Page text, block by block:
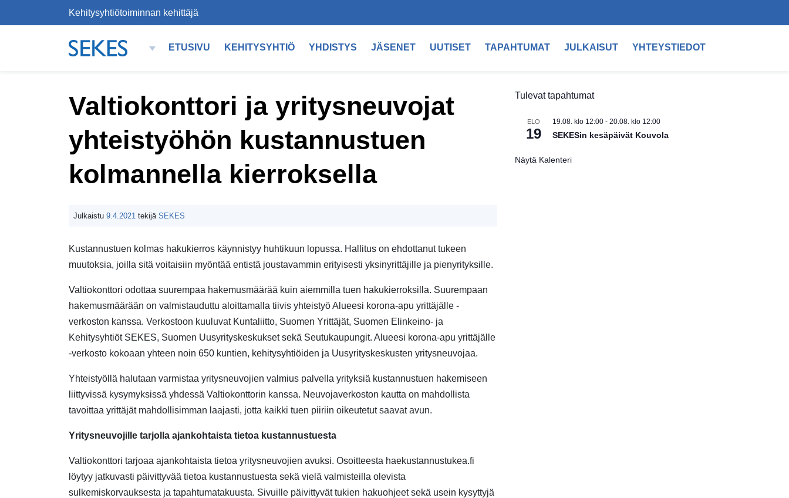
Kehitysyhtiötoiminnan kehittäjä
PÄÄVALIKKO
ETUSIVU KEHITYSYHTIÖ YHDISTYS JÄSENET UUTISET TAPAHTUMAT JULKAISUT YHTEYSTIEDOT
Valtiokonttori ja yritysneuvojat
yhteistyöhön kustannustuen
kolmannella kierroksella
Julkaistu 9.4.2021 tekijä SEKES
Kustannustuen kolmas hakukierros käynnistyy huhtikuun lopussa. Hallitus on ehdottanut tukeen
muutoksia, joilla sitä voitaisiin myöntää entistä joustavammin erityisesti yksinyrittäjille ja pienyrityksille.
Valtiokonttori odottaa suurempaa hakemusmäärää kuin aiemmilla tuen hakukierroksilla. Suurempaan
hakemusmäärään on valmistauduttu aloittamalla tiivis yhteistyö Alueesi korona-apu yrittäjälle -
verkoston kanssa. Verkostoon kuuluvat Kuntaliitto, Suomen Yrittäjät, Suomen Elinkeino- ja
Kehitysyhtiöt SEKES, Suomen Uusyrityskeskukset sekä Seutukaupungit. Alueesi korona-apu yrittäjälle
-verkosto kokoaan yhteen noin 650 kuntien, kehitysyhtiöiden ja Uusyrityskeskusten yritysneuvojaa.
Yhteistyöllä halutaan varmistaa yritysneuvojien valmius palvella yrityksiä kustannustuen hakemiseen
liittyvissä kysymyksissä yhdessä Valtiokonttorin kanssa. Neuvojaverkoston kautta on mahdollista
tavoittaa yrittäjät mahdollisimman laajasti, jotta kaikki tuen piiriin oikeutetut saavat avun.
Yritysneuvojille tarjolla ajankohtaista tietoa kustannustuesta
Valtiokonttori tarjoaa ajankohtaista tietoa yritysneuvojien avuksi. Osoitteesta haekustannustukea.fi
löytyy jatkuvasti päivittyvää tietoa kustannustuesta sekä vielä valmisteilla olevista
sulkemiskorvauksesta ja tapahtumatakuusta. Sivuille päivittyvät tukien hakuohjeet sekä usein kysyttyjä
Tulevat tapahtumat
ELO
19
19.08. klo 12:00 - 20.08. klo 12:00
SEKESin kesäpäivät Kouvola
Näytä Kalenteri